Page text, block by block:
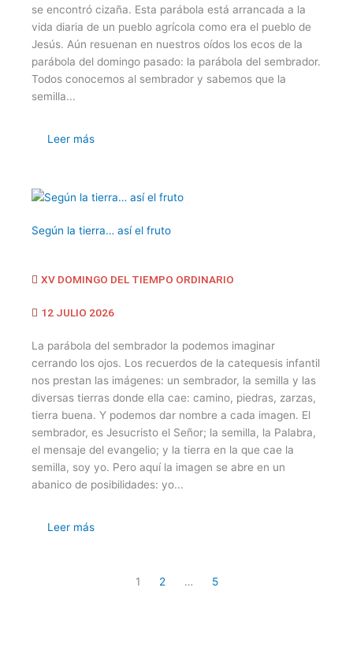
se encontró cizaña. Esta parábola está arrancada a la
vida diaria de un pueblo agrícola como era el pueblo de
Jesús. Aún resuenan en nuestros oídos los ecos de la
parábola del domingo pasado: la parábola del sembrador.
Todos conocemos al sembrador y sabemos que la
semilla...
Leer más
Según la tierra… así el fruto
XV DOMINGO DEL TIEMPO ORDINARIO
12 JULIO 2026
La parábola del sembrador la podemos imaginar
cerrando los ojos. Los recuerdos de la catequesis infantil
nos prestan las imágenes: un sembrador, la semilla y las
diversas tierras donde ella cae: camino, piedras, zarzas,
tierra buena. Y podemos dar nombre a cada imagen. El
sembrador, es Jesucristo el Señor; la semilla, la Palabra,
el mensaje del evangelio; y la tierra en la que cae la
semilla, soy yo. Pero aquí la imagen se abre en un
abanico de posibilidades: yo...
Leer más
1 2 … 5